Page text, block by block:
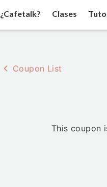
¿Cafetalk? Clases
Coupon List
This coupon